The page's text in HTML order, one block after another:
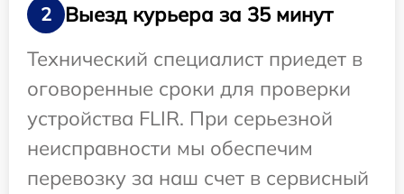
2
Выезд курьера за 35 минут
Технический специалист приедет в
оговоренные сроки для проверки
устройства FLIR. При серьезной
неисправности мы обеспечим
перевозку за наш счет в сервисный